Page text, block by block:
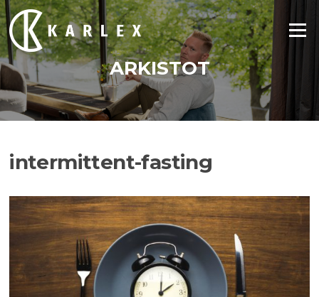
Siirry
suoraan
sisältöön
Valikko
ARKISTOT
intermittent-fasting